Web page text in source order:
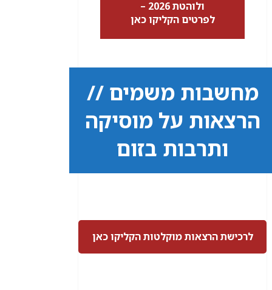
ולוהטת 2026 –
לפרטים הקליקו כאן
מחשבות משמים //
הרצאות על מוסיקה
ותרבות בזום
לרכישת הרצאות מוקלטות הקליקו כאן